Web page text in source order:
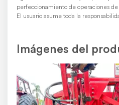
perfeccionamiento de operaciones de
El usuario asume toda la
Imágenes del